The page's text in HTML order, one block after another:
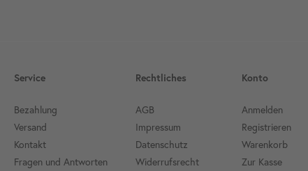
Service
Bezahlung
Versand
Kontakt
Fragen und Antworten
Rechtliches
AGB
Impressum
Datenschutz
Widerrufsrecht
Konto
Anmelden
Registrieren
Warenkorb
Zur Kasse